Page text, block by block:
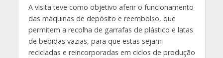
A visita teve como objetivo aferir o funcionamento
das máquinas de depósito e reembolso, que
permitem a recolha de garrafas de plástico e latas
de bebidas vazias, para que estas sejam
recicladas e reincorporadas em ciclos de produção